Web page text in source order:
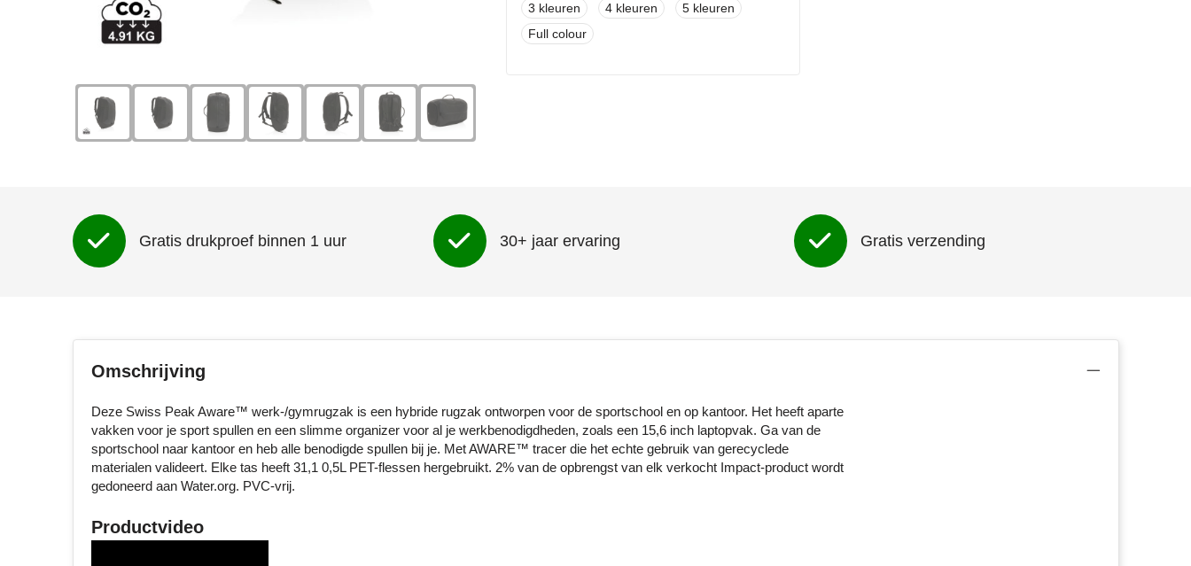
3
4
5
Full colour
4
band rechts (40 x 80 mm)
Onbedrukt
1
2
4
Gratis drukproef binnen 1 uur 30+ jaar ervaring Gratis verzending
Omschrijving
Deze Swiss Peak Aware™ werk-/gymrugzak is een hybride rugzak ontworpen voor de sportschool en op kantoor. Het heeft aparte
vakken voor je sport spullen en een slimme organizer voor al je werkbenodigdheden, zoals een 15,6 inch laptopvak. Ga van de
sportschool naar kantoor en heb alle benodigde spullen bij je. Met AWARE™ tracer die het echte gebruik van gerecyclede
materialen valideert. Elke tas heeft 31,1 0,5L PET-flessen hergebruikt. 2% van de opbrengst van elk verkocht Impact-product wordt
gedoneerd aan Water.org. PVC-vrij.
Productvideo